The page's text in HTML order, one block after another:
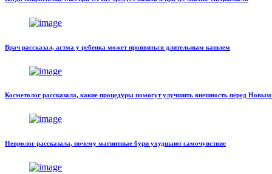
Врач рассказал, астма у ребенка может проявиться длительным кашлем
Косметолог рассказала, какие процедуры помогут улучшить внешность перед
Невролог рассказала, почему магнитные бури ухудшают самочувствие